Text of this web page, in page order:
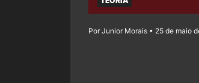
Por Junior Morais • 25 de maio